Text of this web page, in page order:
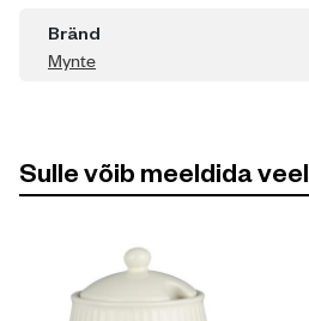
Bränd
Mynte
Sulle võib meeldida veel